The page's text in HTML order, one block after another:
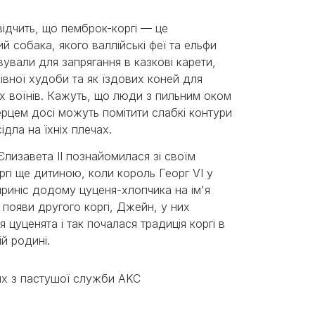
що пемброк-коргі — це
собака, якого валлійські феї та ельфи
для запрягання в казкові карети,
худоби та як їздових коней для
воїнів. Кажуть, що люди з пильним оком
досі можуть помітити слабкі контури
на їхніх плечах.
II познайомилася зі своїм
ще дитиною, коли король Георг VI у
додому цуценя-хлопчика на ім'я
появи другого коргі, Джейн, у них
і так почалася традиція коргі в
родині.
з пастушої служби AKC